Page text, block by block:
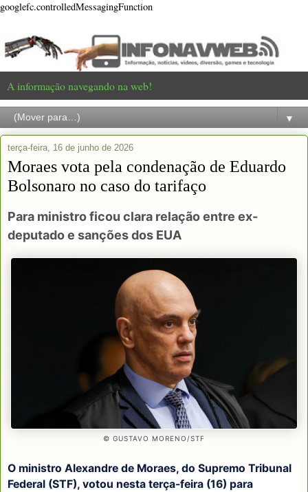
googlefc.controlledMessagingFunction
A informação navegando na web!
▼
terça-feira, 16 de junho de 2026
Moraes vota pela condenação de Eduardo
Bolsonaro no caso do tarifaço
Para ministro ficou clara relação entre ex-
deputado e sanções dos EUA
© GUSTAVO MORENO/STF
O ministro Alexandre de Moraes, do Supremo Tribunal
Federal (STF), votou nesta terça-feira (16) para